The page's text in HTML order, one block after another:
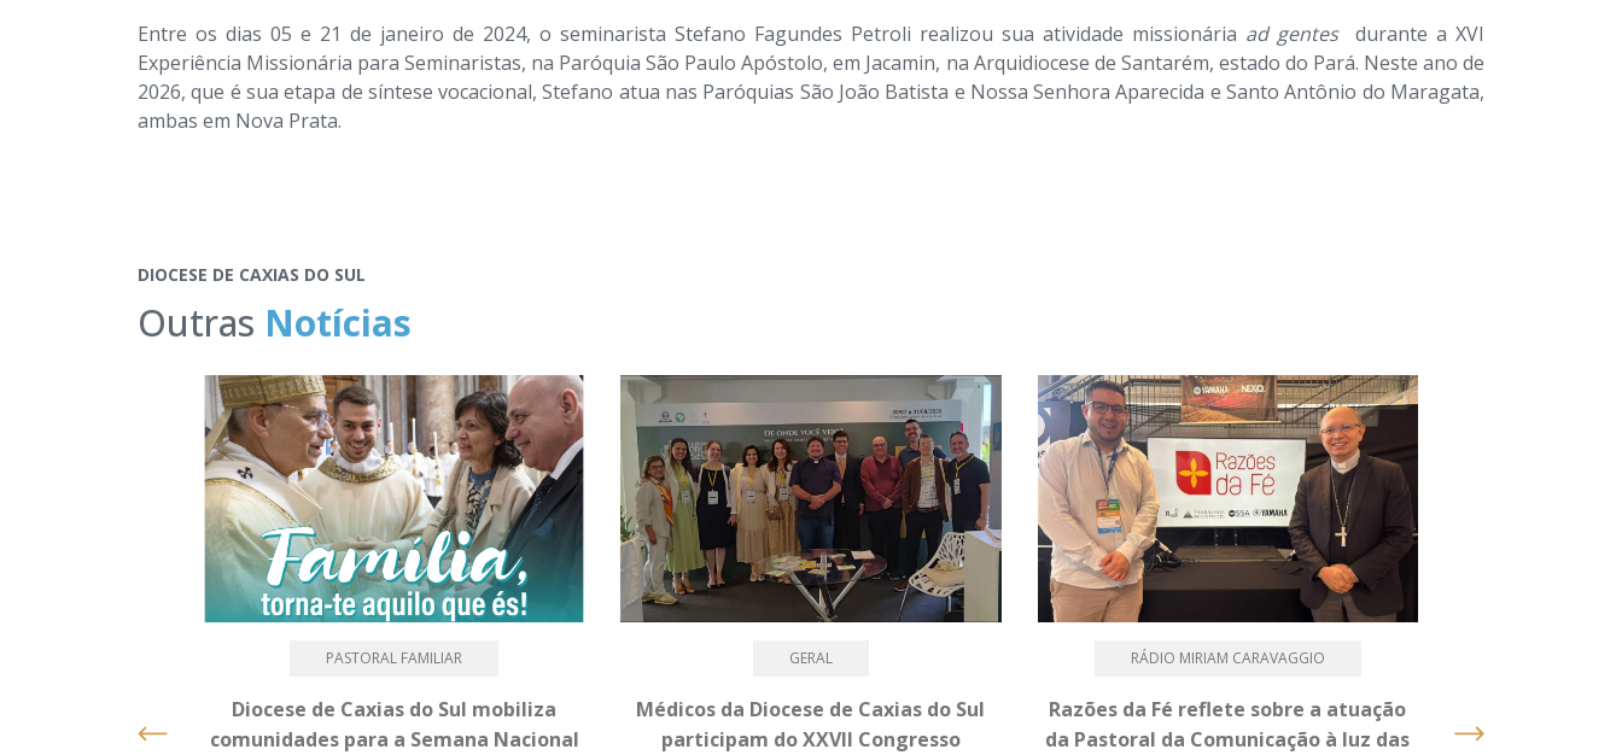
Entre os dias 05 e 21 de janeiro de 2024, o seminarista Stefano Fagundes Petroli realizou sua atividade missionária ad gentesdurante a XVI
Experiência Missionária para Seminaristas, na Paróquia São Paulo Apóstolo, em Jacamin, na Arquidiocese de Santarém, estado do Pará. Neste ano de
2026, que é sua etapa de síntese vocacional, Stefano atua nas Paróquias São João Batista e Nossa Senhora Aparecida e Santo Antônio do Maragata,
ambas em Nova Prata.
DIOCESE DE CAXIAS DO SUL
Outras Notícias
PASTORAL FAMILIAR
Diocese de Caxias do Sul mobiliza
comunidades para a Semana Nacional
GERAL
Médicos da Diocese de Caxias do Sul
participam do XXVII Congresso
RÁDIO MIRIAM CARAVAGGIO
Razões da Fé reflete sobre a atuação
da Pastoral da Comunicação à luz das
um dia intenso